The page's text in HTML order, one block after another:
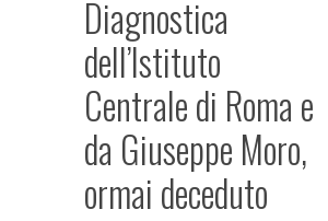
Diagnostica
dell’Istituto
Centrale di Roma e
da Giuseppe Moro,
ormai deceduto